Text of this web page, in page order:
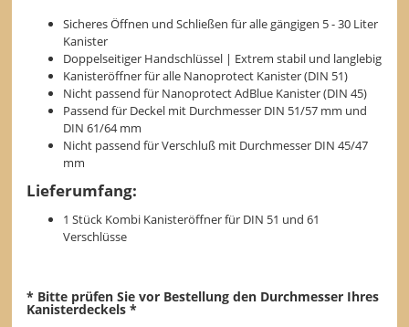
Sicheres Öffnen und Schließen für alle gängigen 5 - 30 Liter
Kanister
Doppelseitiger Handschlüssel | Extrem stabil und langlebig
Kanisteröffner für alle Nanoprotect Kanister (DIN 51)
Nicht passend für Nanoprotect AdBlue Kanister (DIN 45)
Passend für Deckel mit Durchmesser DIN 51/57 mm und
DIN 61/64 mm
Nicht passend für Verschluß mit Durchmesser DIN 45/47
mm
Lieferumfang:
1 Stück Kombi Kanisteröffner für DIN 51 und 61
Verschlüsse
* Bitte prüfen Sie vor Bestellung den Durchmesser Ihres
Kanisterdeckels *